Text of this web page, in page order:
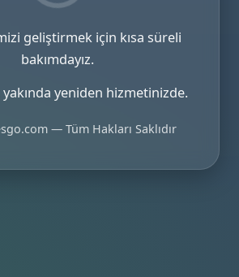
geliştirmek için kısa süreli
bakımdayız.
yakında yeniden hizmetinizde.
— Tüm Hakları Saklıdır